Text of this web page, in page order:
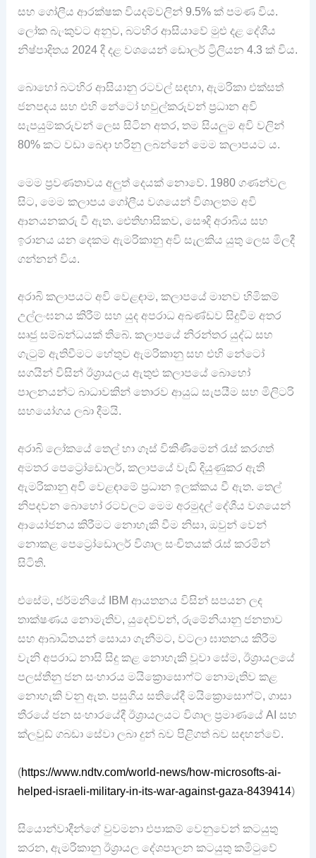
සහ ගෝලීය ආරක්ෂක වියදම්වලින් 9.5% ක් පමණ විය.
ලෝක බැංකුවට අනුව, බටහිර ආසියාවේ මුළු දළ දේශීය
නිෂ්පාදිතය 2024 දී දළ වශයෙන් ඩොලර් ට්‍රිලියන 4.3 ක් විය.
බොහෝ බටහිර ආසියානු රටවල් සඳහා, ඇමරිකා එක්සත්
ජනපදය සහ එහි නේටෝ හවුල්කරුවන් ප්‍රධාන අවි
සැපයුම්කරුවන් ලෙස සිටින අතර, තම සියලුම අවි වලින්
80% කට වඩා බෙදා හරිනු ලබන්නේ මෙම කලාපයට ය.
මෙම ප්‍රවණතාවය අලුත් දෙයක් නොවේ. 1980 ගණන්වල
සිට, මෙම කලාපය ගෝලීය වශයෙන් විශාලතම අවි
ආනයනකරු වී ඇත. ඓතිහාසිකව, සෞදි අරාබිය සහ
ඉරානය යන දෙකම ඇමරිකානු අවි සැලකිය යුතු ලෙස මිලදී
ගන්නන් විය.
අරාබි කලාපයට අවි වෙළඳාම, කලාපයේ මානව හිමිකම්
උල්ලංඝනය කිරීම් සහ යුද අපරාධ අඛණ්ඩව සිදුවීම අතර
සෘජු සම්බන්ධයක් තිබේ. කලාපයේ නිරන්තර යුද්ධ සහ
ගැටුම් ඇතිවීමට හේතුව ඇමරිකානු සහ එහි නේටෝ
සගයින් විසින් ඊශ්‍රායලය ඇතුළු කලාපයේ බොහෝ
පාලනයන්ට බාධාවකින් තොරව ආයුධ සැපයීම සහ මිලිටරි
සහයෝගය ලබා දීමයි.
අරාබි ලෝකයේ තෙල් හා ගෑස් විකිණීමෙන් රැස් කරගත්
අමතර පෙට්‍රෝඩොලර්, කලාපයේ වැඩි දියුණුකර ඇති
ඇමරිකානු අවි වෙළඳාමේ ප්‍රධාන ඉලක්කය වී ඇත. තෙල්
නිපදවන බොහෝ රටවලට මෙම අරමුදල් දේශීය වශයෙන්
ආයෝජනය කිරීමට නොහැකි වීම නිසා, ඔවුන් වෙන්
නොකළ පෙට්‍රෝඩොලර් විශාල සංචිතයක් රැස් කරමින්
සිටිති.
එසේම‍, ජර්මනියේ IBM ආයතනය විසින් සපයන ලද
තාක්ෂණය නොමැතිව‍, යුදෙව්වන්, රුමේනියානු ජනතාව
සහ ආබාධිතයන් සොයා ගැනීමට, වටලා ඝාතනය කිරීම
වැනි අපරාධ නාසි සිදු කළ නොහැකි වූවා සේම, ඊශ්‍රායලයේ
පලස්තීනු ජන සංහාරය මයික්‍රොසොෆ්ට් නොමැතිව කළ
නොහැකි වනු ඇත. පසුගිය සතියේදී මයික්‍රොසොෆ්ට්, ගාසා
තීරයේ ජන සංහාරයේදී ඊශ්‍රායලයට විශාල ප්‍රමාණයේ AI සහ
ක්ලවුඩ් ගබඩා සේවා ලබා දුන් බව පිළිගත් බව සඳහන්වේ.
(https://www.ndtv.com/world-news/how-microsofts-ai-
helped-israeli-military-in-its-war-against-gaza-8439414)
සියොන්වාදීන්ගේ වුවමනා එපාකම් වෙනුවෙන් කටයුතු
කරන‍, ඇමරිකානු ඊශ්‍රායල දේශපාලන කටයුතු කමිටුවේ